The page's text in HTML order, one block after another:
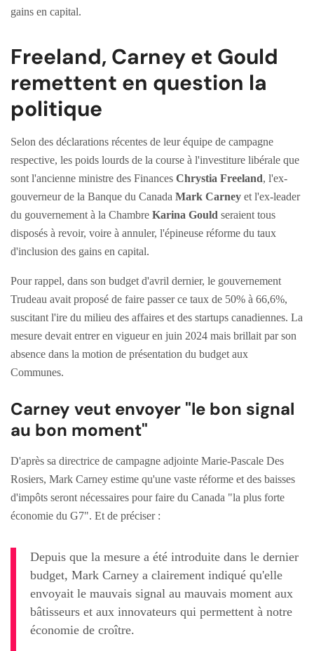
gains en capital.
Freeland, Carney et Gould
remettent en question la
politique
Selon des déclarations récentes de leur équipe de campagne
respective, les poids lourds de la course à l'investiture libérale que
sont l'ancienne ministre des Finances Chrystia Freeland, l'ex-
gouverneur de la Banque du Canada Mark Carney et l'ex-leader
du gouvernement à la Chambre Karina Gould seraient tous
disposés à revoir, voire à annuler, l'épineuse réforme du taux
d'inclusion des gains en capital.
Pour rappel, dans son budget d'avril dernier, le gouvernement
Trudeau avait proposé de faire passer ce taux de 50% à 66,6%,
suscitant l'ire du milieu des affaires et des startups canadiennes. La
mesure devait entrer en vigueur en juin 2024 mais brillait par son
absence dans la motion de présentation du budget aux
Communes.
Carney veut envoyer "le bon signal
au bon moment"
D'après sa directrice de campagne adjointe Marie-Pascale Des
Rosiers, Mark Carney estime qu'une vaste réforme et des baisses
d'impôts seront nécessaires pour faire du Canada "la plus forte
économie du G7". Et de préciser :
Depuis que la mesure a été introduite dans le dernier
budget, Mark Carney a clairement indiqué qu'elle
envoyait le mauvais signal au mauvais moment aux
bâtisseurs et aux innovateurs qui permettent à notre
économie de croître.